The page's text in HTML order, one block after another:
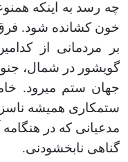
چه رسد به این­که
خون کشانده شود.
بر مردمانی از
گویشور در شمال،
جهان ستم می­رود.
ستم­کاری همیشه
مدعیانی که در
گناهی نابخشودنی.